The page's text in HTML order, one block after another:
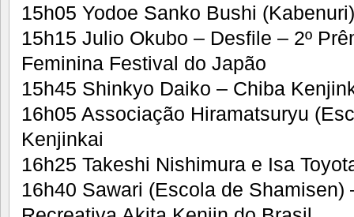
15h05 Yodoe Sanko Bushi
15h15 Julio Okubo – Desfile – 2º
Feminina Festival do Japão
15h45 Shinkyo Daiko – Chiba
16h05 Associação Hiramatsuryu
Kenjinkai
16h25 Takeshi Nishimura e Isa
16h40 Sawari (Escola de Shamisen)